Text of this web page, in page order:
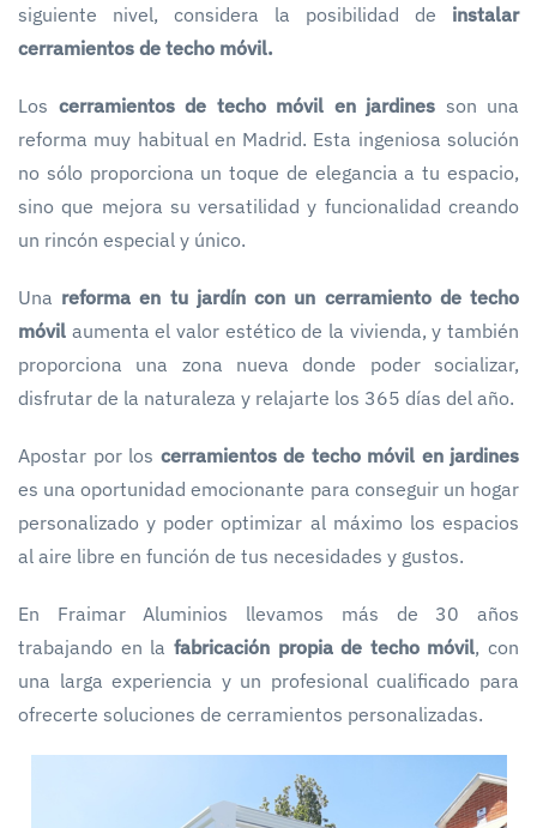
siguiente nivel, considera la posibilidad de instalar
cerramientos de techo móvil.
Los cerramientos de techo móvil en jardines son una
reforma muy habitual en Madrid. Esta ingeniosa solución
no sólo proporciona un toque de elegancia a tu espacio,
sino que mejora su versatilidad y funcionalidad creando
un rincón especial y único.
Una reforma en tu jardín con un cerramiento de techo
móvil aumenta el valor estético de la vivienda, y también
proporciona una zona nueva donde poder socializar,
disfrutar de la naturaleza y relajarte los 365 días del año.
Apostar por los cerramientos de techo móvil en jardines
es una oportunidad emocionante para conseguir un hogar
personalizado y poder optimizar al máximo los espacios
al aire libre en función de tus necesidades y gustos.
En Fraimar Aluminios llevamos más de 30 años
trabajando en la fabricación propia de techo móvil, con
una larga experiencia y un profesional cualificado para
ofrecerte soluciones de cerramientos personalizadas.